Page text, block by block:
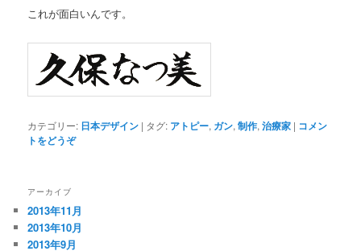
これが面白いんです。
カテゴリー: 日本デザイン | タグ: アトピー, ガン,制作,治療家 | コメン
トをどうぞ
アーカイブ
2013年11月
2013年10月
2013年9月